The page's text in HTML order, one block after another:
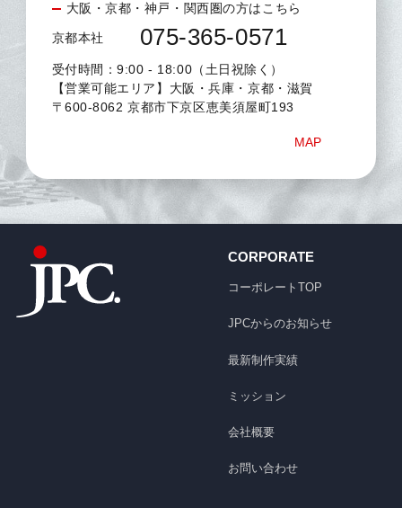
大阪・京都・神戸・関西圏の方はこちら
京都本社 075-365-0571
受付時間：9:00 - 18:00（土日祝除く）
【営業可能エリア】大阪・兵庫・京都・滋賀
〒600-8062 京都市下京区恵美須屋町193
MAP
CORPORATE
コーポレートTOP
JPCからのお知らせ
最新制作実績
ミッション
会社概要
お問い合わせ